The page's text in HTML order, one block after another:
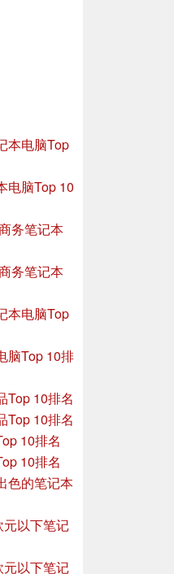
本电脑Top
电脑Top 10
务笔记本
务笔记本
本电脑Top
脑Top 10排
Top 10排名
Top 10排名
10排名
10排名
色的笔记本
以下笔记
以下笔记